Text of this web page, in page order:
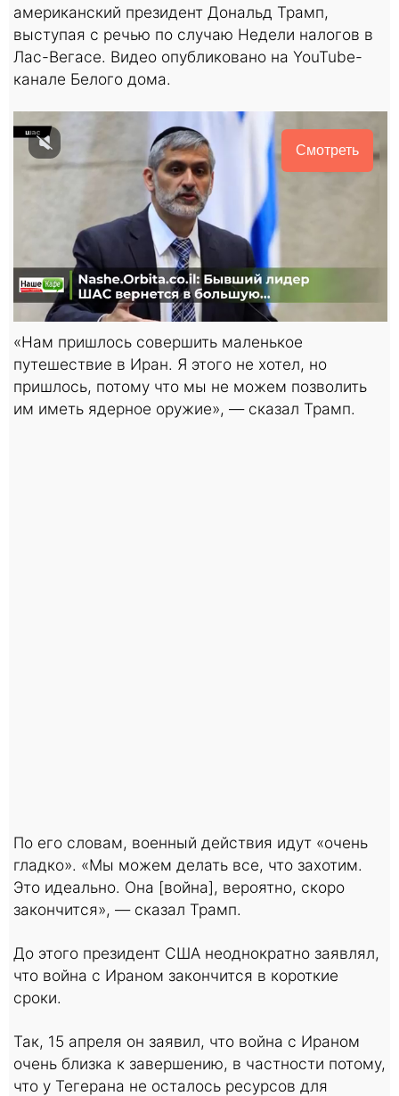
американский президент Дональд Трамп,
выступая с речью по случаю Недели налогов в
Лас-Вегасе. Видео опубликовано на YouTube-
канале Белого дома.
Смотреть
«Нам пришлось совершить маленькое
путешествие в Иран. Я этого не хотел, но
пришлось, потому что мы не можем позволить
им иметь ядерное оружие», — сказал Трамп.
По его словам, военный действия идут «очень
гладко». «Мы можем делать все, что захотим.
Это идеально. Она [война], вероятно, скоро
закончится», — сказал Трамп.
До этого президент США неоднократно заявлял,
что война с Ираном закончится в короткие
сроки.
Так, 15 апреля он заявил, что война с Ираном
очень близка к завершению, в частности потому,
что у Тегерана не осталось ресурсов для